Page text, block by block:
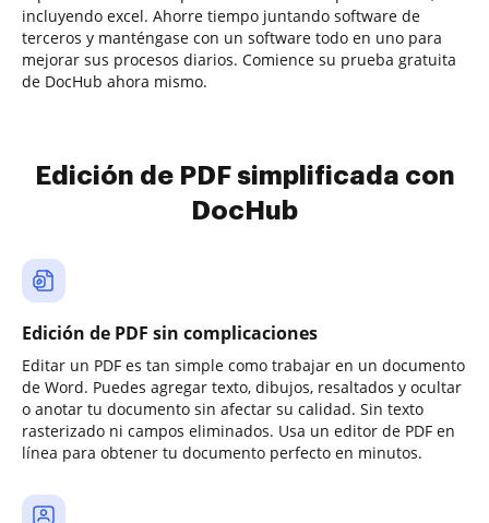
incluyendo excel. Ahorre tiempo juntando software de
terceros y manténgase con un software todo en uno para
mejorar sus procesos diarios. Comience su prueba gratuita
de DocHub ahora mismo.
Edición de PDF simplificada con
DocHub
Edición de PDF sin complicaciones
Editar un PDF es tan simple como trabajar en un documento
de Word. Puedes agregar texto, dibujos, resaltados y ocultar
o anotar tu documento sin afectar su calidad. Sin texto
rasterizado ni campos eliminados. Usa un editor de PDF en
línea para obtener tu documento perfecto en minutos.